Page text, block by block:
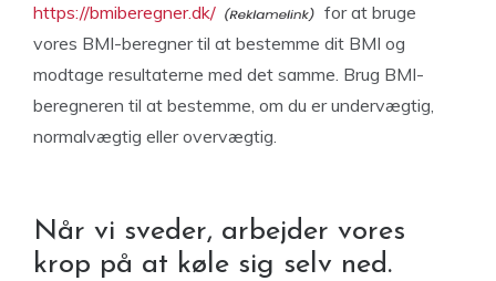
https://bmiberegner.dk/
for at bruge
vores BMI-beregner til at bestemme dit BMI og
modtage resultaterne med det samme. Brug BMI-
beregneren til at bestemme, om du er undervægtig,
normalvægtig eller overvægtig.
Når vi sveder, arbejder vores
krop på at køle sig selv ned.